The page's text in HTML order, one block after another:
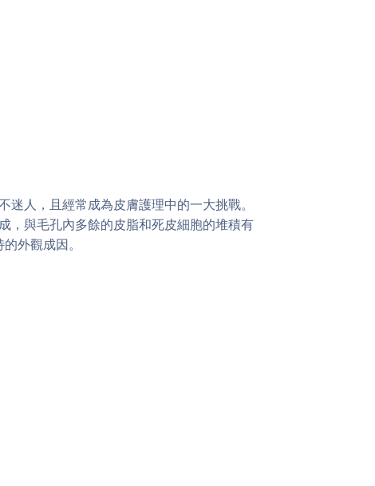
人，且經常成為皮膚護理中的一大挑戰。
，與毛孔內多餘的皮脂和死皮細胞的堆積有
外觀成因。